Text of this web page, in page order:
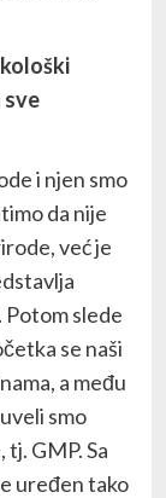
sve
i njen smo
da nije
već je
Potom slede
se naši
a među
smo
GMP. Sa
uređen tako